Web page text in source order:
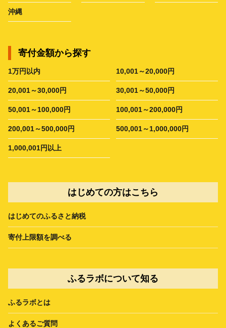
沖縄
寄付金額から探す
1万円以内 10,001～20,000円
20,001～30,000円 30,001～50,000円
50,001～100,000円 100,001～200,000円
200,001～500,000円 500,001～1,000,000円
1,000,001円以上
はじめての方はこちら
はじめてのふるさと納税
寄付上限額を調べる
ふるラボについて知る
ふるラボとは
よくあるご質問